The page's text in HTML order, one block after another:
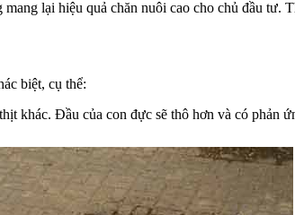
lại hiệu quả chăn nuôi cao cho chủ đầu tư.
biệt, cụ thể:
khác. Đầu của con đực sẽ thô hơn và có phản